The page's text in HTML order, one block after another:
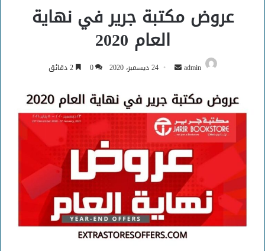
عروض مكتبة جرير في نهاية
العام 2020
admin
أرسل
إلكترونيا
24 ديسمبر، 2020 0 2 دقائق